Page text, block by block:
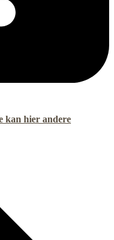
kan hier andere